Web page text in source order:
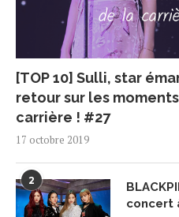
[TOP 10] Sulli, star
retour sur les
carrière ! #27
17 octobre 2019
2
concert